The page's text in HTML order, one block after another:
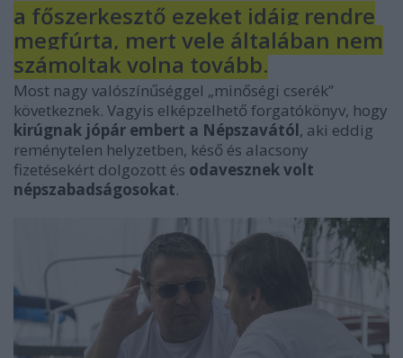
a főszerkesztő ezeket idáig rendre
megfúrta, mert vele általában nem
számoltak volna tovább.
Most nagy valószínűséggel „minőségi cserék”
következnek. Vagyis elképzelhető forgatókönyv, hogy
kirúgnak jópár embert a Népszavától, aki eddig
reménytelen helyzetben, késő és alacsony
fizetésekért dolgozott és odavesznek volt
népszabadságosokat.